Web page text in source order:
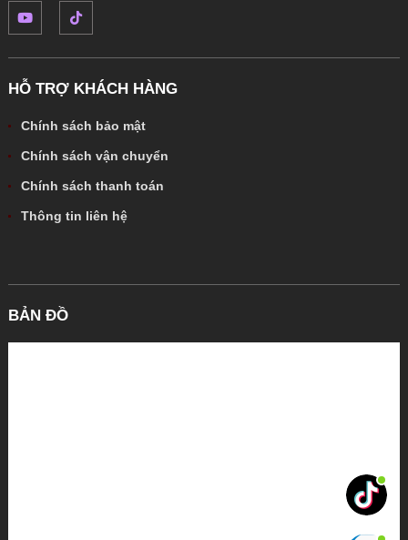
HỖ TRỢ KHÁCH HÀNG
Chính sách bảo mật
Chính sách vận chuyển
Chính sách thanh toán
Thông tin liên hệ
BẢN ĐỒ